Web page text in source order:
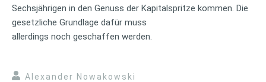
Sechsjährigen in den Genuss der Kapitalspritze kommen. Die
gesetzliche Grundlage dafür muss
allerdings noch geschaffen werden.
Alexander Nowakowski